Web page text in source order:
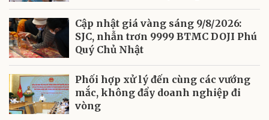
Cập nhật giá vàng sáng 9/8/2026:
SJC, nhẫn trơn 9999 BTMC DOJI Phú
Quý Chủ Nhật
Phối hợp xử lý đến cùng các vướng
mắc, không đẩy doanh nghiệp đi
vòng